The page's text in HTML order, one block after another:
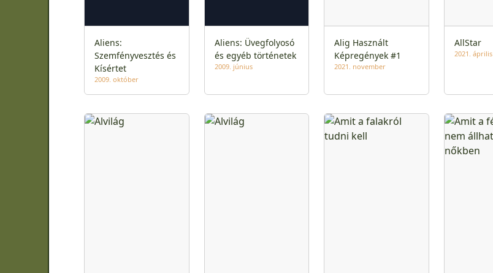
Aliens:
Szemfényvesztés és
Kísértet
2009. október
Aliens: Üvegfolyosó
és egyéb történetek
2009. június
Alig Használt
Képregények #1
2021. november
AllStar
2021. április